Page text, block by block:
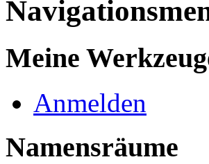
Meine
Anmelden
Namensräume